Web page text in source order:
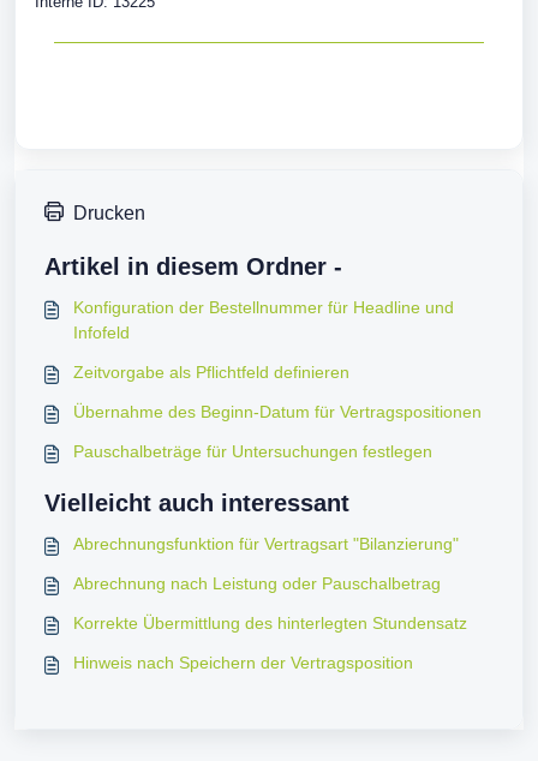
Drucken
Artikel in diesem Ordner -
Konfiguration der Bestellnummer für Headline und
Infofeld
Zeitvorgabe als Pflichtfeld definieren
Übernahme des Beginn-Datum für Vertragspositionen
Pauschalbeträge für Untersuchungen festlegen
Vielleicht auch interessant
Abrechnungsfunktion für Vertragsart "Bilanzierung"
Abrechnung nach Leistung oder Pauschalbetrag
Korrekte Übermittlung des hinterlegten Stundensatz
Hinweis nach Speichern der Vertragsposition